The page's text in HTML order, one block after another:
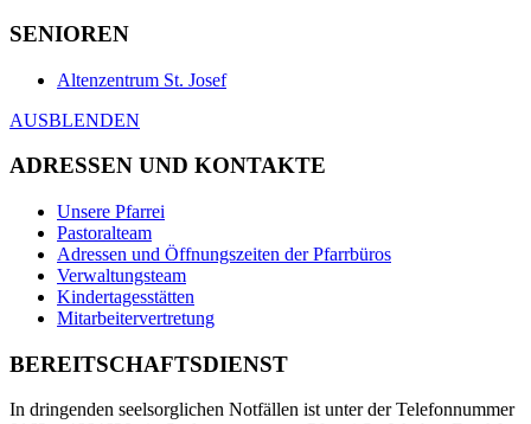
SENIOREN
Altenzentrum St. Josef
AUSBLENDEN
ADRESSEN UND KONTAKTE
Unsere Pfarrei
Pastoralteam
Adressen und Öffnungszeiten der Pfarrbüros
Verwaltungsteam
Kindertagesstätten
Mitarbeitervertretung
BEREITSCHAFTSDIENST
In dringenden seelsorglichen Notfällen ist unter der Telefonnummer